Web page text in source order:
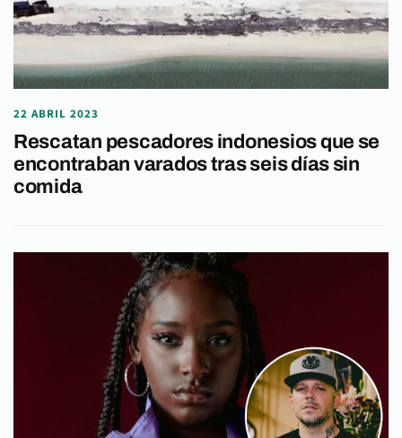
22 ABRIL 2023
Rescatan pescadores indonesios que se
encontraban varados tras seis días sin
comida